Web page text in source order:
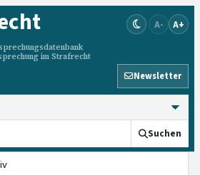
im Strafrecht
A- A+
Newsletter
Suchen